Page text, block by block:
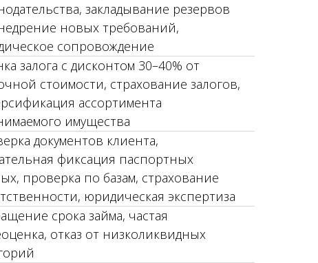
закладывание резервов
новых требований,
сопровождение
залога с дисконтом 30–40% от
стоимости, страхование залогов,
ассортимента
имущества
документов клиента,
фиксация паспортных
проверка по базам, страхование
юридическая экспертиза
срока займа, частая
отказ от низколиквидных